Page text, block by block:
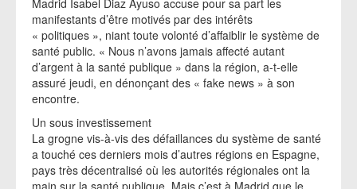
Madrid Isabel Diaz Ayuso accuse pour sa part les
manifestants d’être motivés par des intérêts
« politiques », niant toute volonté d’affaiblir le système de
santé public. « Nous n’avons jamais affecté autant
d’argent à la santé publique » dans la région, a-t-elle
assuré jeudi, en dénonçant des « fake news » à son
encontre.
Un sous investissement
La grogne vis-à-vis des défaillances du système de santé
a touché ces derniers mois d’autres régions en Espagne,
pays très décentralisé où les autorités régionales ont la
main sur la santé publique. Mais c’est à Madrid que le